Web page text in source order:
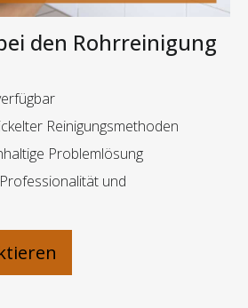
den Rohrreinigung
Reinigungsmethoden
Problemlösung
und